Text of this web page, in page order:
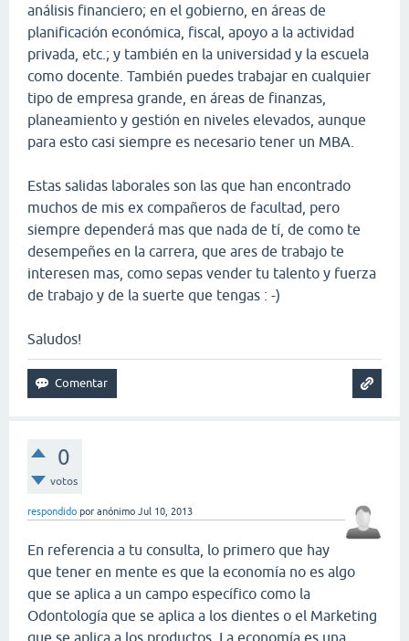
análisis financiero; en el gobierno, en áreas de
planificación económica, fiscal, apoyo a la actividad
privada, etc.; y también en la universidad y la escuela
como docente. También puedes trabajar en cualquier
tipo de empresa grande, en áreas de finanzas,
planeamiento y gestión en niveles elevados, aunque
para esto casi siempre es necesario tener un MBA.
Estas salidas laborales son las que han encontrado
muchos de mis ex compañeros de facultad, pero
siempre dependerá mas que nada de tí, de como te
desempeñes en la carrera, que ares de trabajo te
interesen mas, como sepas vender tu talento y fuerza
de trabajo y de la suerte que tengas : -)
Saludos!
0
votos
respondido por anónimo Jul 10, 2013
En referencia a tu consulta, lo primero que hay
que tener en mente es que la economía no es algo
que se aplica a un campo específico como la
Odontología que se aplica a los dientes o el Marketing
que se aplica a los productos. La economía es una